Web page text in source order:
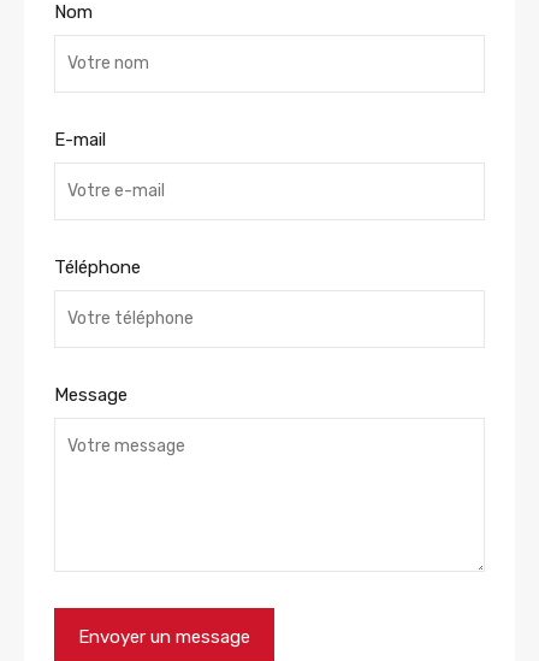
Nom
E-mail
Téléphone
Message